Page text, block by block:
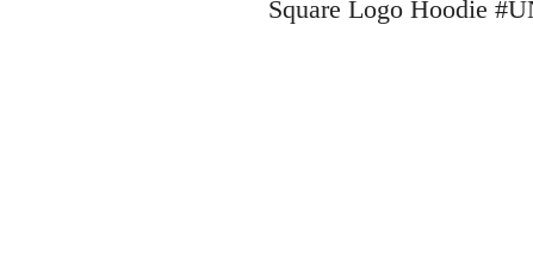
Square Logo Hoodie